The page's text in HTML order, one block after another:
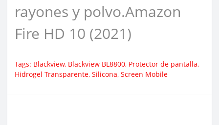
rayones y polvo.Amazon
Fire HD 10 (2021)
Tags: Blackview, Blackview BL8800, Protector de pantalla,
Hidrogel Transparente, Silicona, Screen Mobile